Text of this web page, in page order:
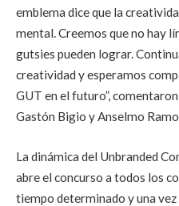
emblema dice que la
mental. Creemos que no hay
gutsies pueden lograr.
creatividad y esperamos
GUT en el futuro”,
Gastón Bigio y Anselmo
La dinámica del Unbranded
abre el concurso a todos los
tiempo determinado y una